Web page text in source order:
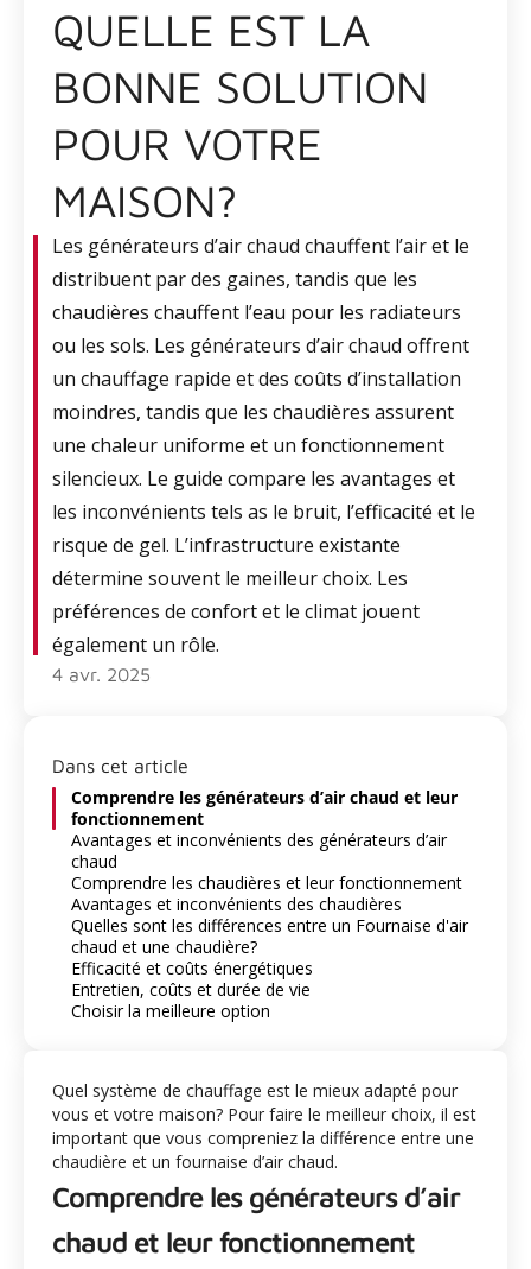
QUELLE EST LA
BONNE SOLUTION
POUR VOTRE
MAISON?
Les générateurs d’air chaud chauffent l’air et le
distribuent par des gaines, tandis que les
chaudières chauffent l’eau pour les radiateurs
ou les sols. Les générateurs d’air chaud offrent
un chauffage rapide et des coûts d’installation
moindres, tandis que les chaudières assurent
une chaleur uniforme et un fonctionnement
silencieux. Le guide compare les avantages et
les inconvénients tels as le bruit, l’efficacité et le
risque de gel. L’infrastructure existante
détermine souvent le meilleur choix. Les
préférences de confort et le climat jouent
également un rôle.
4 avr. 2025
Dans cet article
Comprendre les générateurs d’air chaud et leur
fonctionnement
Avantages et inconvénients des générateurs d’air
chaud
Comprendre les chaudières et leur fonctionnement
Avantages et inconvénients des chaudières
Quelles sont les différences entre un Fournaise d'air
chaud et une chaudière?
Efficacité et coûts énergétiques
Entretien, coûts et durée de vie
Choisir la meilleure option
Quel système de chauffage est le mieux adapté pour
vous et votre maison? Pour faire le meilleur choix, il est
important que vous compreniez la différence entre une
chaudière et un fournaise d’air chaud.
Comprendre les générateurs d’air
chaud et leur fonctionnement